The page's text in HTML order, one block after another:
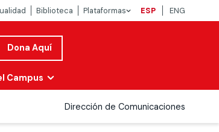
Biblioteca Plataformas ESP ENG
Dona Aquí
Campus
Dirección de Comunicaciones